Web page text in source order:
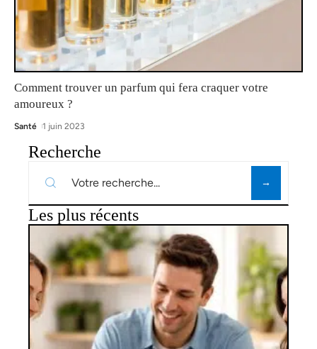
Comment trouver un parfum qui fera craquer votre
amoureux ?
Santé 1 juin 2023
Recherche
Les plus récents